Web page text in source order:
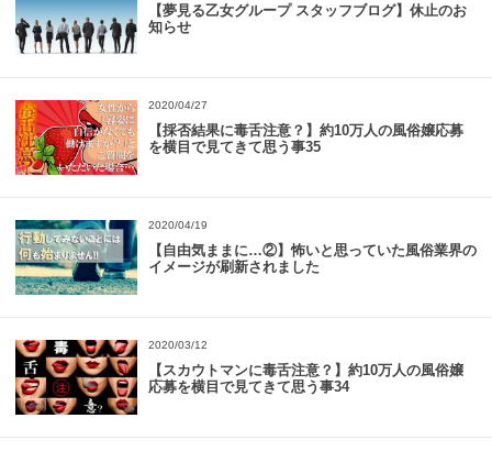
【夢見る乙女グループ スタッフブログ】休止のお
知らせ
2020/04/27
【採否結果に毒舌注意？】約10万人の風俗嬢応募
を横目で見てきて思う事35
2020/04/19
【自由気ままに…②】怖いと思っていた風俗業界の
イメージが刷新されました
2020/03/12
【スカウトマンに毒舌注意？】約10万人の風俗嬢
応募を横目で見てきて思う事34